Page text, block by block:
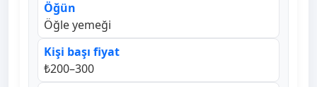
Öğün
Öğle yemeği
Kişi başı fiyat
₺200–300